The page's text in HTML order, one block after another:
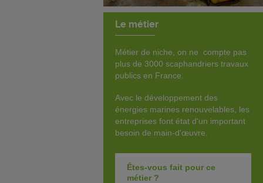
Le métier
Métier de niche, on ne compte pas
plus de 3000 scaphandriers travaux
publics en France.
Avec le développement des
énergies marines renouvelables, les
entreprises font état d'un important
besoin de main-d'œuvre.
Êtes-vous fait pour ce
métier ?